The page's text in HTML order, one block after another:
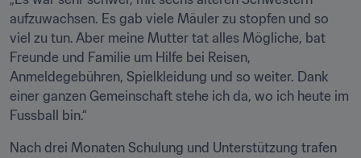
aufzuwachsen. Es gab viele Mäuler zu stopfen und so
viel zu tun. Aber meine Mutter tat alles Mögliche, bat
Freunde und Familie um Hilfe bei Reisen,
Anmeldegebühren, Spielkleidung und so weiter. Dank
einer ganzen Gemeinschaft stehe ich da, wo ich heute im
Fussball bin.“
Nach drei Monaten Schulung und Unterstützung trafen